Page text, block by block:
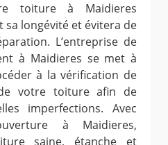
toiture à Maidieres
sa longévité et évitera de
L’entreprise de
à Maidieres se met à
à la vérification de
votre toiture afin de
imperfections. Avec
à Maidieres,
saine, étanche et